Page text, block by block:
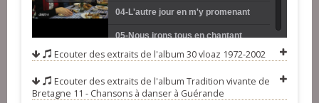
Pacault et David Bourdeau)
Bourse)
04-L'autre jour en m'y promenant
(Bruno Nourry, Frédérik Bouley et
Gwenaelle Ambuhi)
05-Nous irons tous en chantant
(Dominique Juteau, Roland Guillou
et Laurent Chailloux)
06-A ta santé, cher camarade
(Jacques Duchêne)
07-Les canotiers de loire (Daniel
Ecouter des extraits de l'album 30 vloaz 1972-2002
Ecouter des extraits de l'album Tradition vivante de
Bretagne 11 - Chansons à danser à Guérande